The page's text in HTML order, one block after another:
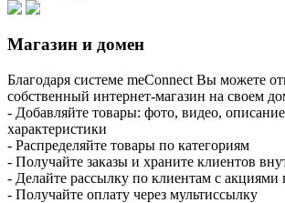
Магазин и домен
Благодаря системе meConnect Вы можете
собственный интернет-магазин на своем
- Добавляйте товары: фото, видео,
характеристики
- Распределяйте товары по категориям
- Получайте заказы и храните клиентов
- Делайте рассылку по клиентам с акциями
- Получайте оплату через мультиссылку